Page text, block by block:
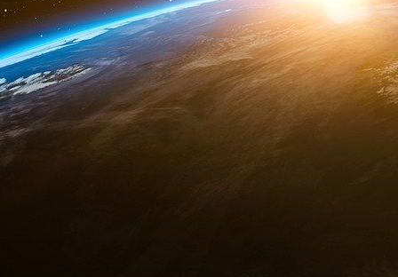
Aucun débat entre les candidats à la
Emmanuel Macron n’en a pas souhaité
L’échange d’idées va-t-il en pâtir ?
Douze femmes et hommes sont candidats à
d’entre eux peut évoquer ses propositions
médias, les réunions publiques ou sur leurs